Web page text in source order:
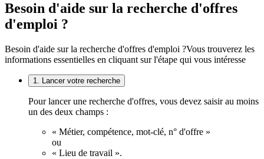
Besoin d'aide sur la recherche d'offres
d'emploi ?
Besoin d'aide sur la recherche d'offres d'emploi ?Vous trouverez les
informations essentielles en cliquant sur l'étape qui vous intéresse
1. Lancer votre recherche
Pour lancer une recherche d'offres, vous devez saisir au moins
un des deux champs :
« Métier, compétence, mot-clé, n° d'offre »
ou
« Lieu de travail ».